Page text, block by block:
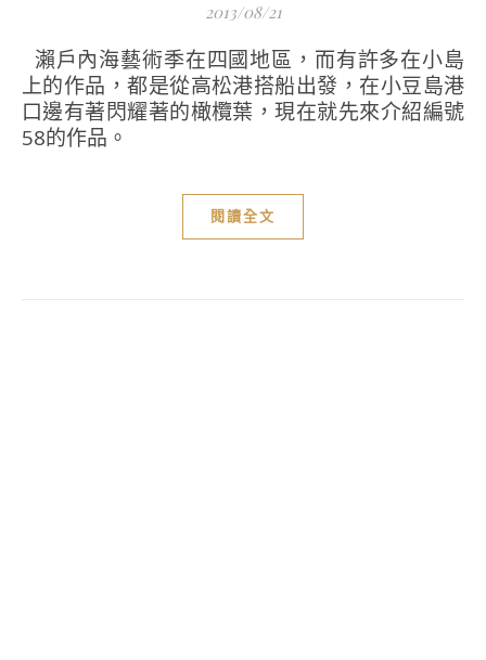
2013/08/21
瀨戶內海藝術季在四國地區，而有許多在小島
上的作品，都是從高松港搭船出發，在小豆島港
口邊有著閃耀著的橄欖葉，現在就先來介紹編號
58的作品。
閱讀全文